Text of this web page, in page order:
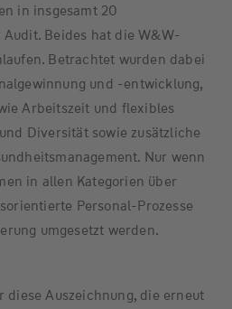
in insgesamt 20
Beides hat die W&W-
Betrachtet wurden dabei
und -entwicklung,
Arbeitszeit und flexibles
Diversität sowie zusätzliche
Nur wenn
in allen Kategorien über
Personal-Prozesse
umgesetzt werden.
diese Auszeichnung, die erneut